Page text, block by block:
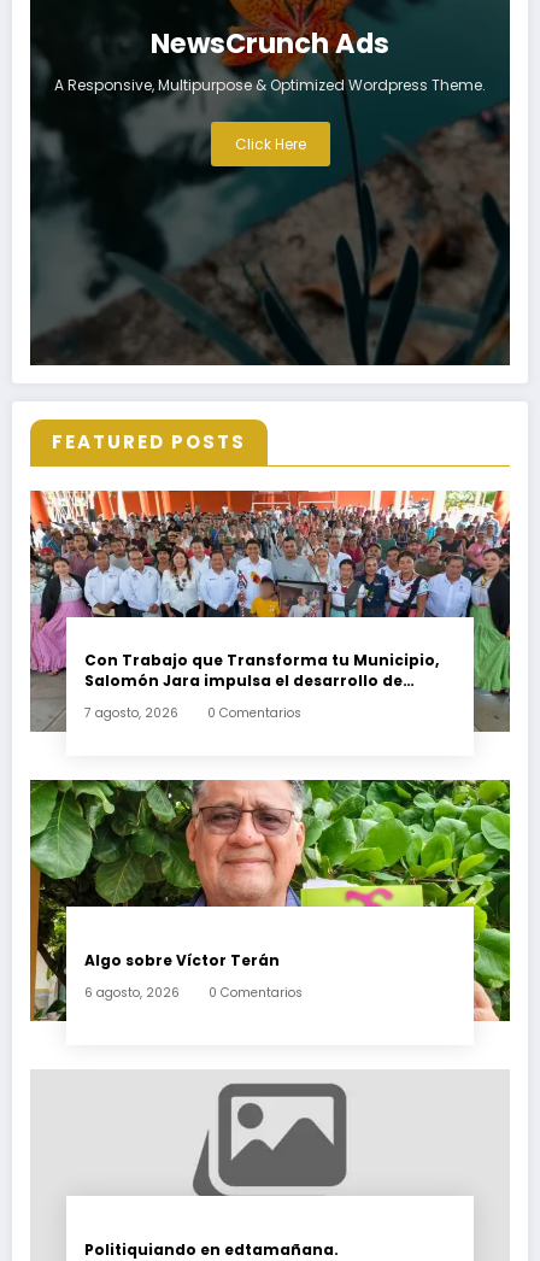
NewsCrunch Ads
A Responsive, Multipurpose & Optimized Wordpress Theme.
Click Here
FEATURED POSTS
Con Trabajo que Transforma tu Municipio,
Salomón Jara impulsa el desarrollo de
7 agosto, 2026 0 Comentarios
Algo sobre Víctor Terán
6 agosto, 2026 0 Comentarios
Politiquiando en edtamañana.